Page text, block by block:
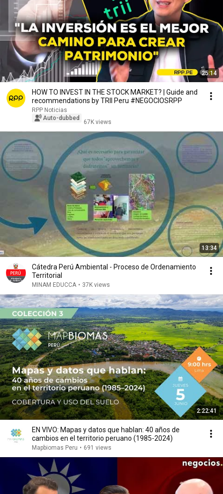
25:14
HOW TO INVEST IN THE STOCK MARKET? | Guide and
recommendations by TRII Peru #NEGOCIOSRPP
RPP Noticias
Auto-dubbed
67K views
13:34
Cátedra Perú Ambiental - Proceso de Ordenamiento
Territorial
MINAM EDUCCA • 37K views
2:22:41
EN VIVO: Mapas y datos que hablan: 40 años de
cambios en el territorio peruano (1985-2024)
Mapbiomas Peru • 691 views